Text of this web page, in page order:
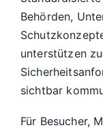
Behörden,
unterstützen
sichtbar
Für Besucher,